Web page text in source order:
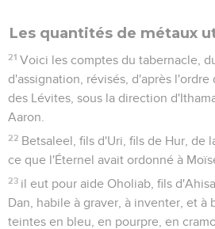
Les quantités de métaux
21 Voici les comptes du tabernacle,
d'assignation, révisés, d'après l'ordre
des Lévites, sous la direction
Aaron.
22 Betsaleel, fils d'Uri, fils de Hur, de
ce que l'Éternel avait ordonné à
23 il eut pour aide Oholiab, fils
Dan, habile à graver, à inventer, et à
teintes en bleu, en pourpre, en